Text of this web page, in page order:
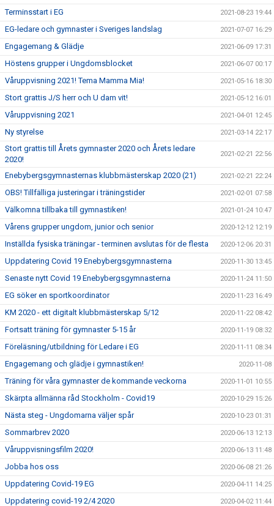
Terminsstart i EG 2021-08-23 19:44
EG-ledare och gymnaster i Sveriges landslag 2021-07-07 16:29
Engagemang & Glädje 2021-06-09 17:31
Höstens grupper i Ungdomsblocket 2021-06-07 00:17
Våruppvisning 2021! Tema Mamma Mia! 2021-05-16 18:30
Stort grattis J/S herr och U dam vit! 2021-05-12 16:01
Våruppvisning 2021 2021-04-01 12:45
Ny styrelse 2021-03-14 22:17
Stort grattis till Årets gymnaster 2020 och Årets ledare
2020!
2021-02-21 22:56
Enebybergsgymnasternas klubbmästerskap 2020 (21) 2021-02-21 22:24
OBS! Tillfälliga justeringar i träningstider 2021-02-01 07:58
Välkomna tillbaka till gymnastiken! 2021-01-24 10:47
Vårens grupper ungdom, junior och senior 2020-12-12 12:19
Inställda fysiska träningar - terminen avslutas för de flesta 2020-12-06 20:31
Uppdatering Covid 19 Enebybergsgymnasterna 2020-11-30 13:45
Senaste nytt Covid 19 Enebybergsgymnasterna 2020-11-24 11:50
EG söker en sportkoordinator 2020-11-23 16:49
KM 2020 - ett digitalt klubbmästerskap 5/12 2020-11-22 08:42
Fortsatt träning för gymnaster 5-15 år 2020-11-19 08:32
Föreläsning/utbildning för Ledare i EG 2020-11-11 08:34
Engagemang och glädje i gymnastiken! 2020-11-08
Träning för våra gymnaster de kommande veckorna 2020-11-01 10:55
Skärpta allmänna råd Stockholm - Covid19 2020-10-29 15:26
Nästa steg - Ungdomarna väljer spår 2020-10-23 01:31
Sommarbrev 2020 2020-06-13 12:13
Våruppvisningsfilm 2020! 2020-06-13 11:48
Jobba hos oss 2020-06-08 21:26
Uppdatering Covid-19 EG 2020-04-11 14:25
Uppdatering covid-19 2/4 2020 2020-04-02 11:44